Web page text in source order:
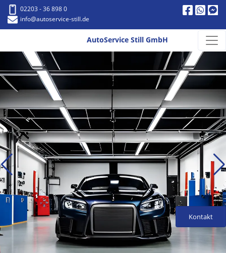
02203 - 36 898 0
info@autoservice-still.de
AutoService Still GmbH
Kontakt